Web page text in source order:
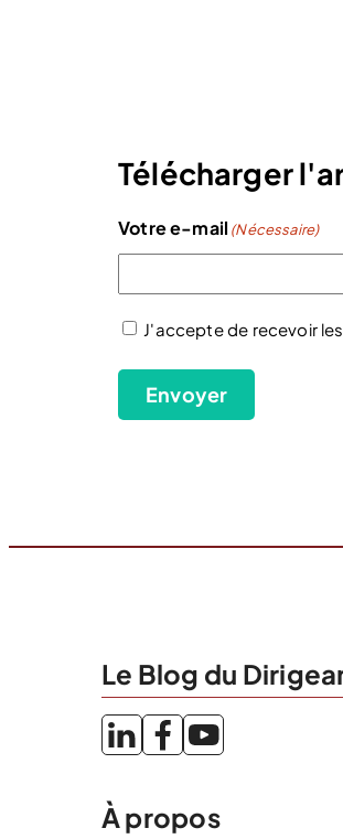
Télécharger
Votre e-mail (Nécessaire)
J'accepte de recevoir
Envoyer
Le Blog du
À propos